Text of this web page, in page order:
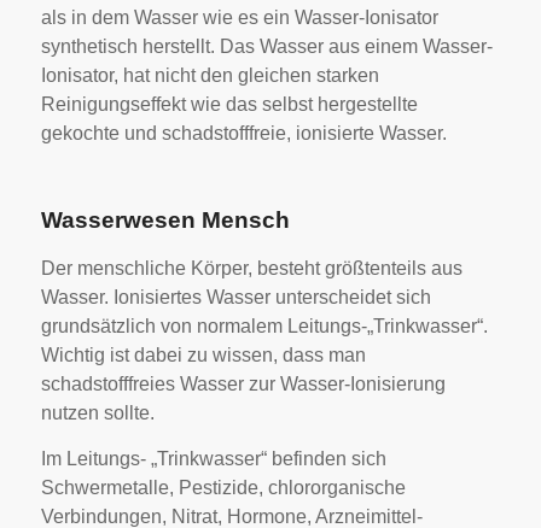
als in dem Wasser wie es ein Wasser-Ionisator
synthetisch herstellt. Das Wasser aus einem Wasser-
Ionisator, hat nicht den gleichen starken
Reinigungseffekt wie das selbst hergestellte
gekochte und schadstofffreie, ionisierte Wasser.
Wasserwesen Mensch
Der menschliche Körper, besteht größtenteils aus
Wasser. Ionisiertes Wasser unterscheidet sich
grundsätzlich von normalem Leitungs-„Trinkwasser“.
Wichtig ist dabei zu wissen, dass man
schadstofffreies Wasser zur Wasser-Ionisierung
nutzen sollte.
Im Leitungs- „Trinkwasser“ befinden sich
Schwermetalle, Pestizide, chlororganische
Verbindungen, Nitrat, Hormone, Arzneimittel-